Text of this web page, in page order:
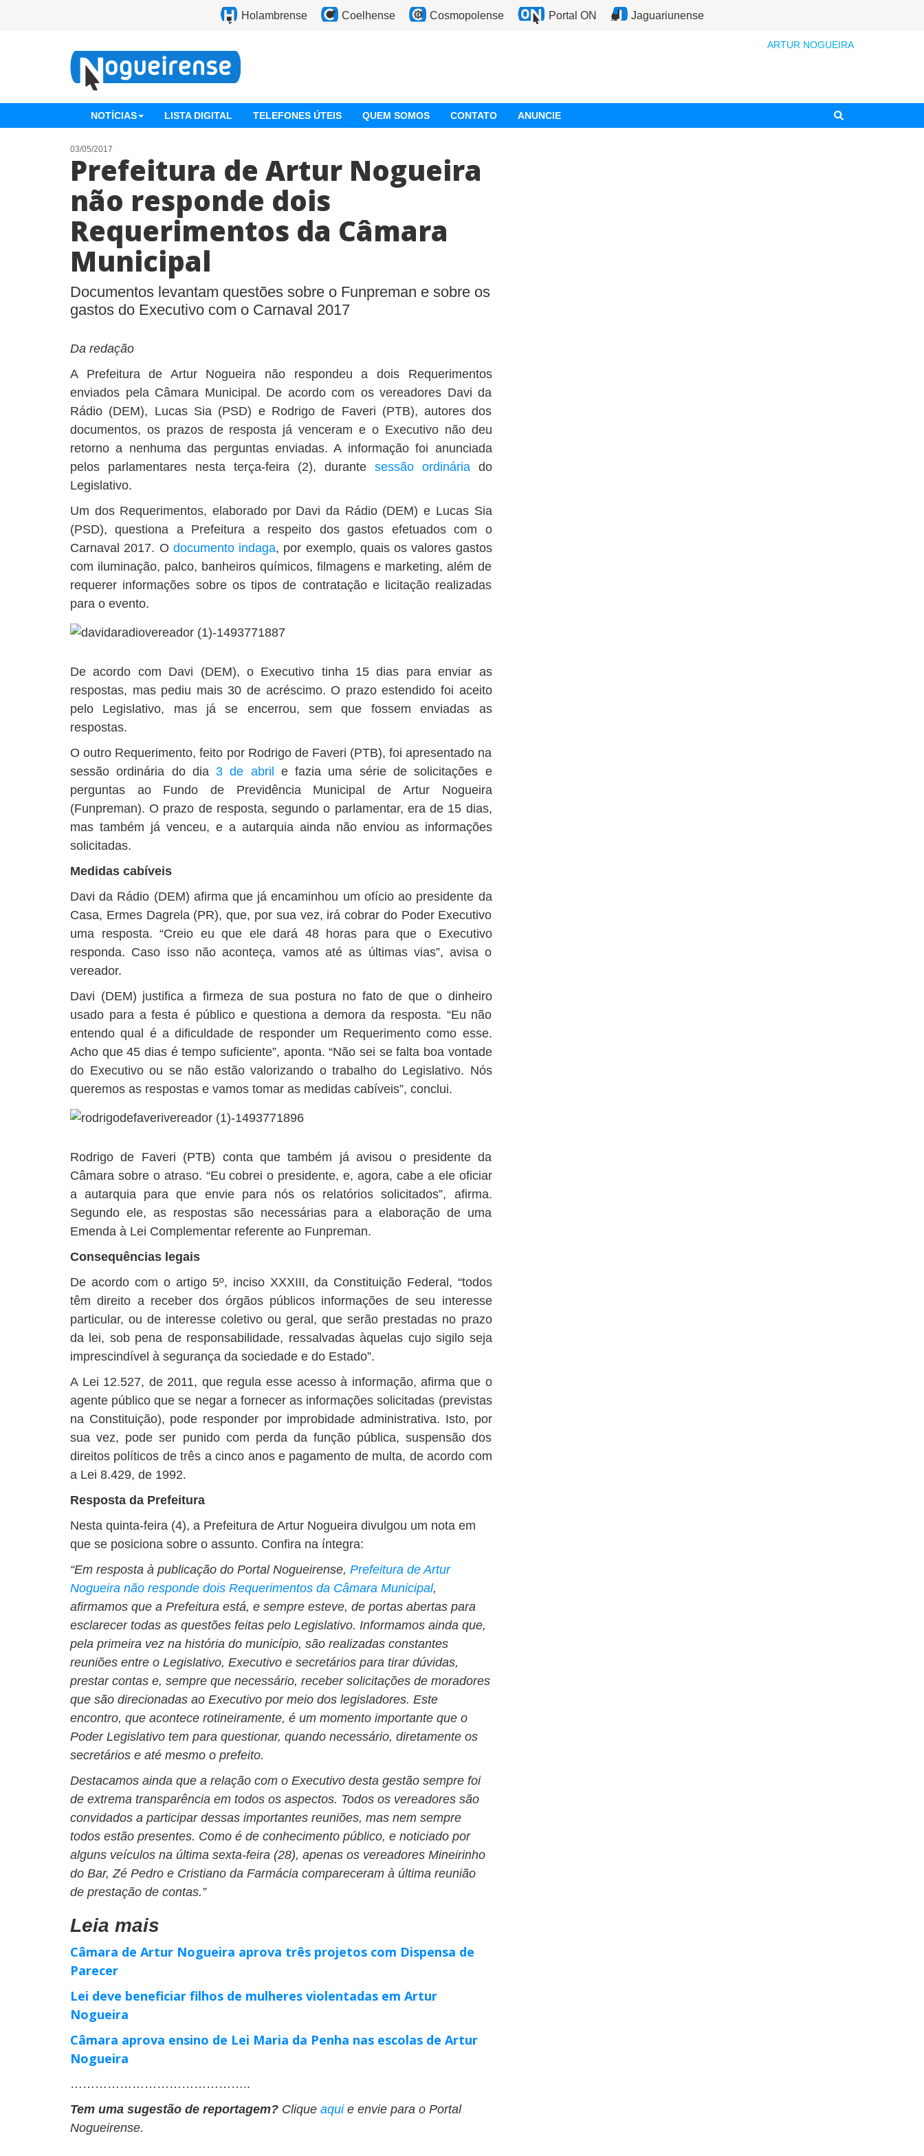
Holambrense Coelhense Cosmopolense Portal ON Jaguariunense
ARTUR NOGUEIRA
NOTÍCIAS LISTA DIGITAL TELEFONES ÚTEIS QUEM SOMOS CONTATO ANUNCIE
03/05/2017
Prefeitura de Artur Nogueira
não responde dois
Requerimentos da Câmara
Municipal
Documentos levantam questões sobre o Funpreman e sobre os
gastos do Executivo com o Carnaval 2017
Da redação
A Prefeitura de Artur Nogueira não respondeu a dois Requerimentos
enviados pela Câmara Municipal. De acordo com os vereadores Davi da
Rádio (DEM), Lucas Sia (PSD) e Rodrigo de Faveri (PTB), autores dos
documentos, os prazos de resposta já venceram e o Executivo não deu
retorno a nenhuma das perguntas enviadas. A informação foi anunciada
pelos parlamentares nesta terça-feira (2), durante sessão ordináriado
Legislativo.
Um dos Requerimentos, elaborado por Davi da Rádio (DEM) e Lucas Sia
(PSD), questiona a Prefeitura a respeito dos gastos efetuados com o
Carnaval 2017. O documento indaga, por exemplo, quais os valores gastos
com iluminação, palco, banheiros químicos, filmagens e marketing, além de
requerer informações sobre os tipos de contratação e licitação realizadas
para o evento.
De acordo com Davi (DEM), o Executivo tinha 15 dias para enviar as
respostas, mas pediu mais 30 de acréscimo. O prazo estendido foi aceito
pelo Legislativo, mas já se encerrou, sem que fossem enviadas as
respostas.
O outro Requerimento, feito por Rodrigo de Faveri (PTB), foi apresentado na
sessão ordinária do dia3 de abril
e fazia uma série de solicitações e
perguntas ao Fundo de Previdência Municipal de Artur Nogueira
(Funpreman). O prazo de resposta, segundo o parlamentar, era de 15 dias,
mas também já venceu, e a autarquia ainda não enviou as informações
solicitadas.
Medidas cabíveis
Davi da Rádio (DEM) afirma que já encaminhou um ofício ao presidente da
Casa, Ermes Dagrela (PR), que, por sua vez, irá cobrar do Poder Executivo
uma resposta. “Creio eu que ele dará 48 horas para que o Executivo
responda. Caso isso não aconteça, vamos até as últimas vias”, avisa o
vereador.
Davi (DEM) justifica a firmeza de sua postura no fato de que o dinheiro
usado para a festa é público e questiona a demora da resposta. “Eu não
entendo qual é a dificuldade de responder um Requerimento como esse.
Acho que 45 dias é tempo suficiente”, aponta. “Não sei se falta boa vontade
do Executivo ou se não estão valorizando o trabalho do Legislativo. Nós
queremos as respostas e vamos tomar as medidas cabíveis”, conclui.
Rodrigo de Faveri (PTB) conta que também já avisou o presidente da
Câmara sobre o atraso. “Eu cobrei o presidente, e, agora, cabe a ele oficiar
a autarquia para que envie para nós os relatórios solicitados”, afirma.
Segundo ele, as respostas são necessárias para a elaboração de uma
Emenda à Lei Complementar referente ao Funpreman.
Consequências legais
De acordo com o artigo 5º, inciso XXXIII, da Constituição Federal, “todos
têm direito a receber dos órgãos públicos informações de seu interesse
particular, ou de interesse coletivo ou geral, que serão prestadas no prazo
da lei, sob pena de responsabilidade, ressalvadas àquelas cujo sigilo seja
imprescindível à segurança da sociedade e do Estado”.
A Lei 12.527, de 2011, que regula esse acesso à informação, afirma que o
agente público que se negar a fornecer as informações solicitadas (previstas
na Constituição), pode responder por improbidade administrativa. Isto, por
sua vez, pode ser punido com perda da função pública, suspensão dos
direitos políticos de três a cinco anos e pagamento de multa, de acordo com
a Lei 8.429, de 1992.
Resposta da Prefeitura
Nesta quinta-feira (4), a Prefeitura de Artur Nogueira divulgou um nota em
que se posiciona sobre o assunto. Confira na íntegra:
“Em resposta à publicação do Portal Nogueirense, Prefeitura de Artur
Nogueira não responde dois Requerimentos da Câmara Municipal,
afirmamos que a Prefeitura está, e sempre esteve, de portas abertas para
esclarecer todas as questões feitas pelo Legislativo. Informamos ainda que,
pela primeira vez na história do município, são realizadas constantes
reuniões entre o Legislativo, Executivo e secretários para tirar dúvidas,
prestar contas e, sempre que necessário, receber solicitações de moradores
que são direcionadas ao Executivo por meio dos legisladores. Este
encontro, que acontece rotineiramente, é um momento importante que o
Poder Legislativo tem para questionar, quando necessário, diretamente os
secretários e até mesmo o prefeito.
Destacamos ainda que a relação com o Executivo desta gestão sempre foi
de extrema transparência em todos os aspectos. Todos os vereadores são
convidados a participar dessas importantes reuniões, mas nem sempre
todos estão presentes. Como é de conhecimento público, e noticiado por
alguns veículos na última sexta-feira (28), apenas os vereadores Mineirinho
do Bar, Zé Pedro e Cristiano da Farmácia compareceram à última reunião
de prestação de contas.”
Leia mais
Câmara de Artur Nogueira aprova três projetos com Dispensa de
Parecer
Lei deve beneficiar filhos de mulheres violentadas em Artur
Nogueira
Câmara aprova ensino de Lei Maria da Penha nas escolas de Artur
Nogueira
……………………………………..
Tem uma sugestão de reportagem? Clique aqui e envie para o Portal
Nogueirense.